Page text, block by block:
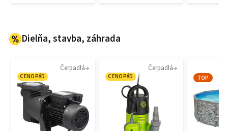
Dielňa, stavba, záhrada
Čerpadlá
CENOPÁD
Čerpadlá
CENOPÁD TOP